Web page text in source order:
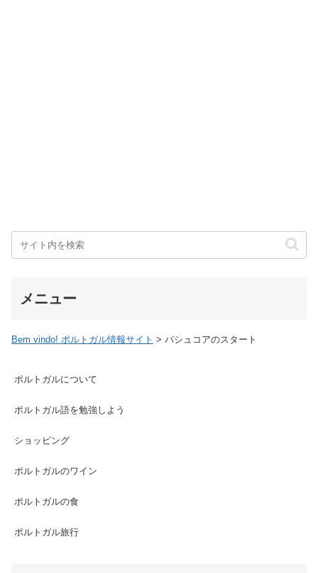
メニュー
Bem vindo! ポルトガル情報サイト > パシュコアのスタート
ポルトガルについて
ポルトガル語を勉強しよう
ショッピング
ポルトガルのワイン
ポルトガルの食
ポルトガル旅行